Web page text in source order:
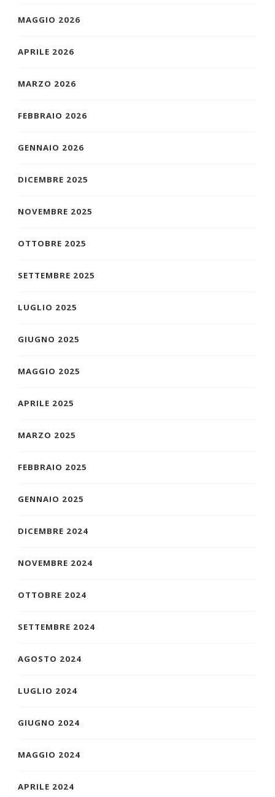
MAGGIO 2026
APRILE 2026
MARZO 2026
FEBBRAIO 2026
GENNAIO 2026
DICEMBRE 2025
NOVEMBRE 2025
OTTOBRE 2025
SETTEMBRE 2025
LUGLIO 2025
GIUGNO 2025
MAGGIO 2025
APRILE 2025
MARZO 2025
FEBBRAIO 2025
GENNAIO 2025
DICEMBRE 2024
NOVEMBRE 2024
OTTOBRE 2024
SETTEMBRE 2024
AGOSTO 2024
LUGLIO 2024
GIUGNO 2024
MAGGIO 2024
APRILE 2024